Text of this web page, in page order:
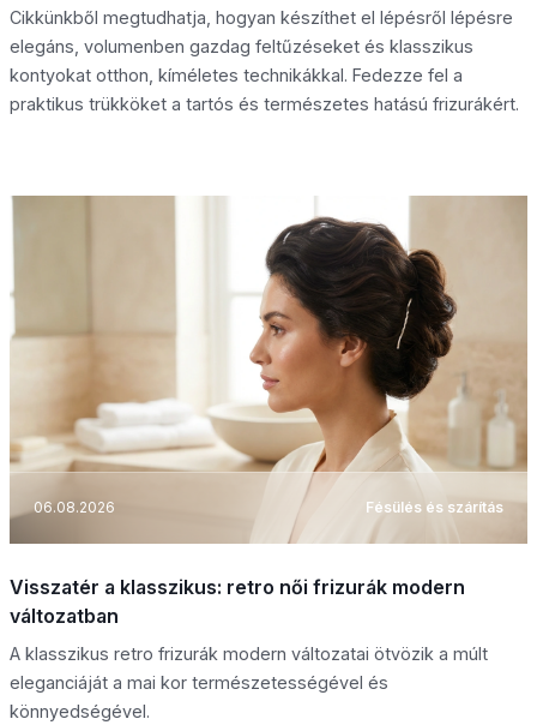
Cikkünkből megtudhatja, hogyan készíthet el lépésről lépésre
elegáns, volumenben gazdag feltűzéseket és klasszikus
kontyokat otthon, kíméletes technikákkal. Fedezze fel a
praktikus trükköket a tartós és természetes hatású frizurákért.
06.08.2026 Fésülés és szárítás
Visszatér a klasszikus: retro női frizurák modern
változatban
A klasszikus retro frizurák modern változatai ötvözik a múlt
eleganciáját a mai kor természetességével és
könnyedségével.